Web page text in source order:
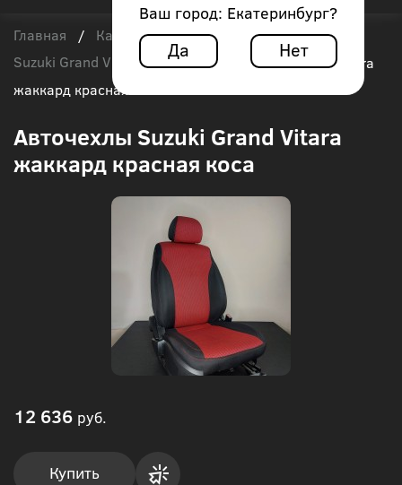
Ваш город: Екатеринбург?
Да Нет
Главная / Каталог чехлов / Suzuki /
Suzuki Grand Vitara / Авточехлы Suzuki Grand Vitara
жаккард красная коса
Авточехлы Suzuki Grand Vitara
жаккард красная коса
12 636 руб.
Купить